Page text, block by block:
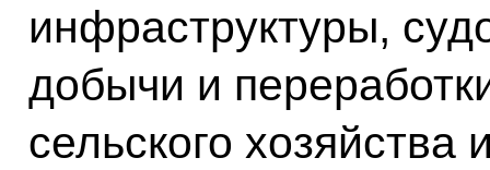
инфраструктуры,
добычи и
сельского хозяйства